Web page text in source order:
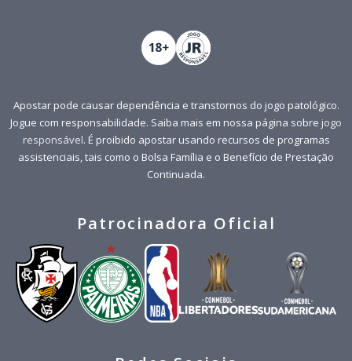
Apostar pode causar dependência e transtornos do jogo patológico.
Jogue com responsabilidade. Saiba mais em nossa página sobre jogo
responsável. É proibido apostar usando recursos de programas
assistenciais, tais como o Bolsa Família e o Benefício de Prestação
Continuada.
Patrocinadora Oficial